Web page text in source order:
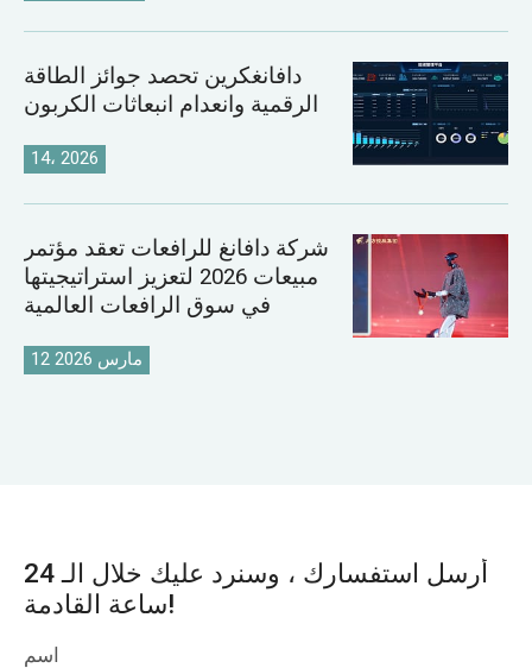
دافانغكرين تحصد جوائز الطاقة
الرقمية وانعدام انبعاثات الكربون
14، 2026
شركة دافانغ للرافعات تعقد مؤتمر
مبيعات 2026 لتعزيز استراتيجيتها
في سوق الرافعات العالمية
12 مارس 2026
أرسل استفسارك ، وسنرد عليك خلال الـ 24
ساعة القادمة!
اسم